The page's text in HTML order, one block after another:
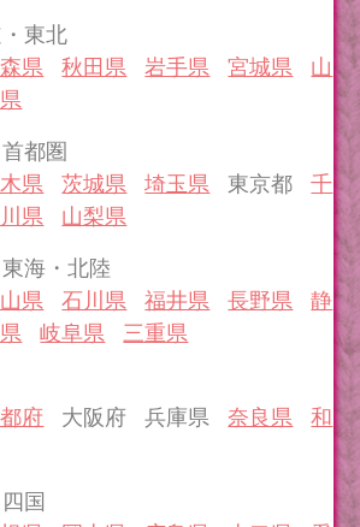
東北
県 秋田県 岩手県 宮城県
山
都圏
県 茨城県 埼玉県 東京都千
県 山梨県
海・北陸
県 石川県 福井県 長野県
静
岐阜県 三重県
府 大阪府 兵庫県奈良県
和
国